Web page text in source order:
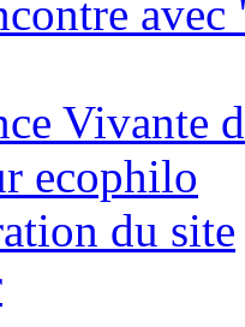
Vivante
ecophilo
du site